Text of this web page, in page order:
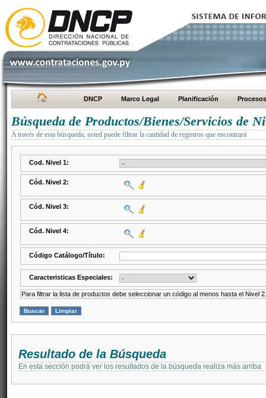
DNCP Marco Legal Planificación Procesos
Búsqueda de Productos/Bienes/Servicios de
A través de esta búsqueda, usted puede filtrar la cantidad de registros que encontrará
Cod. Nivel 1:
Cód. Nivel 2:
Cód. Nivel 3:
Cód. Nivel 4:
Código Catálogo/Título:
Caracteristicas Especiales:
Para filtrar la lista de productos debe seleccionar un código al menos hasta el Nivel 2.
Resultado de la Búsqueda
En esta sección podrá ver los resultados de la búsqueda realiza más arriba